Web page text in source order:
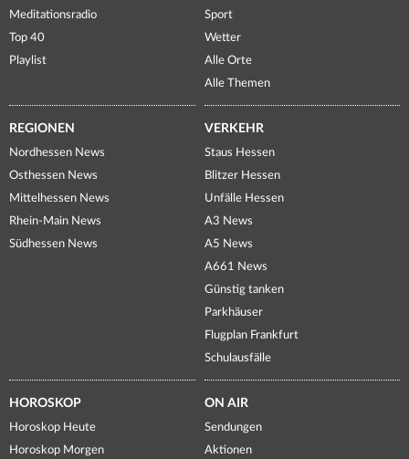
Meditationsradio
Top 40
Playlist
Sport
Wetter
Alle Orte
Alle Themen
REGIONEN
Nordhessen News
Osthessen News
Mittelhessen News
Rhein-Main News
Südhessen News
VERKEHR
Staus Hessen
Blitzer Hessen
Unfälle Hessen
A3 News
A5 News
A661 News
Günstig tanken
Parkhäuser
Flugplan Frankfurt
Schulausfälle
HOROSKOP
Horoskop Heute
Horoskop Morgen
ON AIR
Sendungen
Aktionen